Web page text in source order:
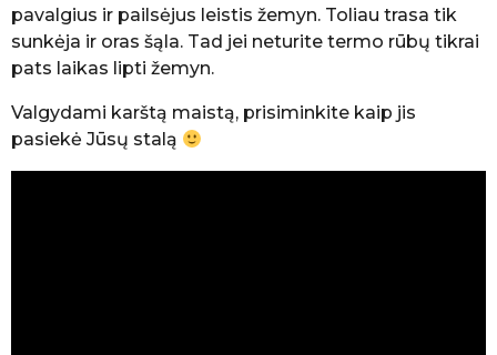
pavalgius ir pailsėjus leistis žemyn. Toliau trasa tik
sunkėja ir oras šąla. Tad jei neturite termo rūbų tikrai
pats laikas lipti žemyn.
Valgydami karštą maistą, prisiminkite kaip jis
pasiekė Jūsų stalą